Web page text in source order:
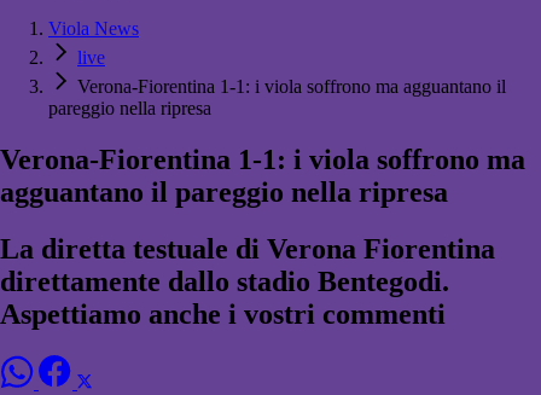
Viola News
live
Verona-Fiorentina 1-1: i viola soffrono ma agguantano il
pareggio nella ripresa
Verona-Fiorentina 1-1: i viola soffrono ma
agguantano il pareggio nella ripresa
La diretta testuale di Verona Fiorentina
direttamente dallo stadio Bentegodi.
Aspettiamo anche i vostri commenti